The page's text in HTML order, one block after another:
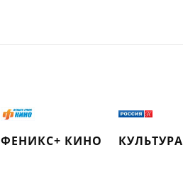
ФЕНИКС+ КИНО КУЛЬТУРА